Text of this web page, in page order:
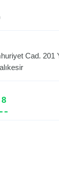
Cad. 201